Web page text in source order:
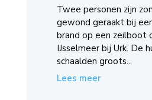
Twee personen zijn
gewond geraakt bij
brand op een zeilboot
IJsselmeer bij Urk. De
schaalden groots...
Lees meer